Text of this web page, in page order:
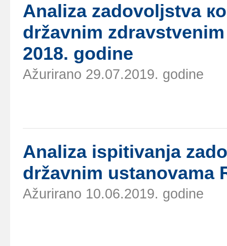
Аnаlizа zаdоvоljstvа
držаvnim
2018. gоdinе
Ažurirano 29.07.2019. godine
Аnаlizа ispitivаnjа
držаvnim ustаnоvаmа
Ažurirano 10.06.2019. godine